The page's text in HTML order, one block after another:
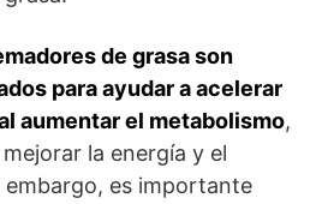
de grasa son
para ayudar a acelerar
aumentar el metabolismo,
la energía y el
embargo, es importante